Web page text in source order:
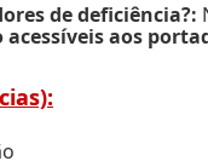
de deficiência?:
acessíveis aos